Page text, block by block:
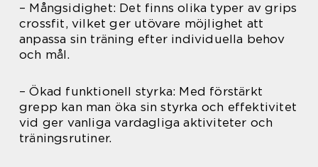
– Mångsidighet: Det finns olika typer av grips
crossfit, vilket ger utövare möjlighet att
anpassa sin träning efter individuella behov
och mål.
– Ökad funktionell styrka: Med förstärkt
grepp kan man öka sin styrka och effektivitet
vid ger vanliga vardagliga aktiviteter och
träningsrutiner.